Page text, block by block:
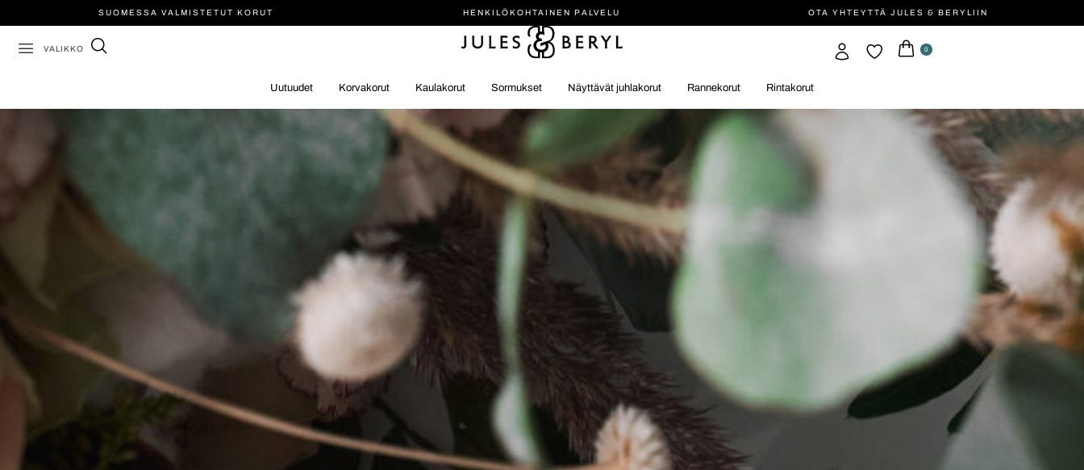
SUOMESSA VALMISTETUT KORUT HENKILÖ­KOHTAINEN PALVELU OTA YHTEYTTÄ JULES & BERYLIIN
VALIKKO 0
Uutuudet Korvakorut Kaulakorut Sormukset Näyttävät juhlakorut Rannekorut Rintakorut